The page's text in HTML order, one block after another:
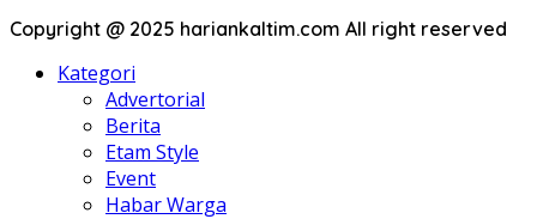
Copyright @ 2025 hariankaltim.com All right reserved
Kategori
Advertorial
Berita
Etam Style
Event
Habar Warga